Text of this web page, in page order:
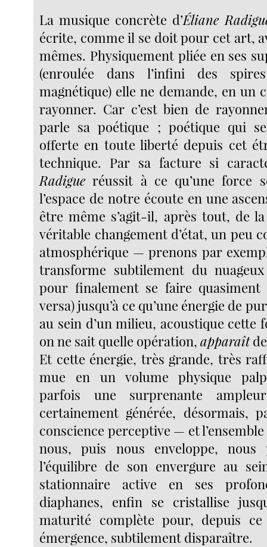
La musique concrète d’Éliane
écrite, comme il se doit pour cet art,
mêmes. Physiquement pliée en ses
(enroulée dans l’infini des
magnétique) elle ne demande, en un
rayonner. Car c’est bien de
parle sa poétique ; poétique qui
offerte en toute liberté depuis cet
technique. Par sa facture si
Radigue réussit à ce qu’une force
l’espace de notre écoute en une
être même s’agit-il, après tout, de
véritable changement d’état, un peu
atmosphérique — prenons par
transforme subtilement du
pour finalement se faire
versa) jusqu’à ce qu’une énergie de
au sein d’un milieu, acoustique cette
on ne sait quelle opération,apparaît
Et cette énergie, très grande, très
mue en un volume physique
parfois une surprenante ampleur
certainement générée, désormais,
conscience perceptive — et
nous, puis nous enveloppe, nous
l’équilibre de son envergure au
stationnaire active en ses
diaphanes, enfin se cristallise
maturité complète pour, depuis
émergence, subtilement disparaître.